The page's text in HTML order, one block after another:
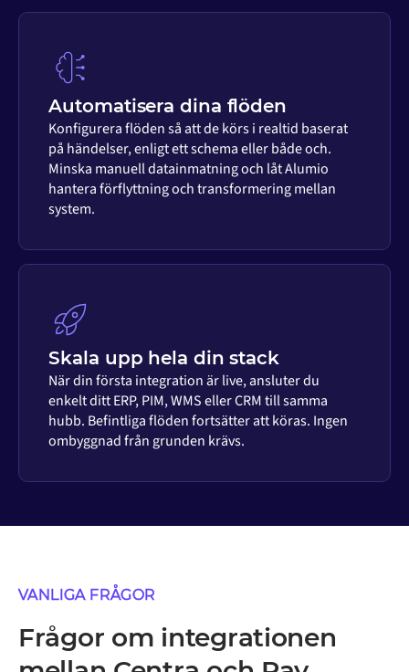
Automatisera dina flöden
Konfigurera flöden så att de körs i realtid baserat
på händelser, enligt ett schema eller både och.
Minska manuell datainmatning och låt Alumio
hantera förflyttning och transformering mellan
system.
Skala upp hela din stack
När din första integration är live, ansluter du
enkelt ditt ERP, PIM, WMS eller CRM till samma
hubb. Befintliga flöden fortsätter att köras. Ingen
ombyggnad från grunden krävs.
VANLIGA FRÅGOR
Frågor om integrationen